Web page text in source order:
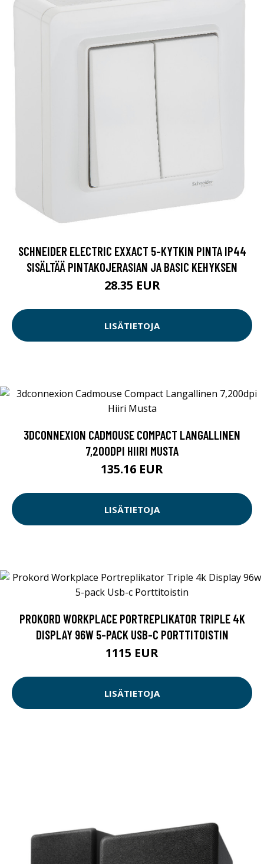
SCHNEIDER ELECTRIC EXXACT 5-KYTKIN PINTA IP44
SISÄLTÄÄ PINTAKOJERASIAN JA BASIC KEHYKSEN
28.35 EUR
LISÄTIETOJA
3DCONNEXION CADMOUSE COMPACT LANGALLINEN
7,200DPI HIIRI MUSTA
135.16 EUR
LISÄTIETOJA
PROKORD WORKPLACE PORTREPLIKATOR TRIPLE 4K
DISPLAY 96W 5-PACK USB-C PORTTITOISTIN
1115 EUR
LISÄTIETOJA